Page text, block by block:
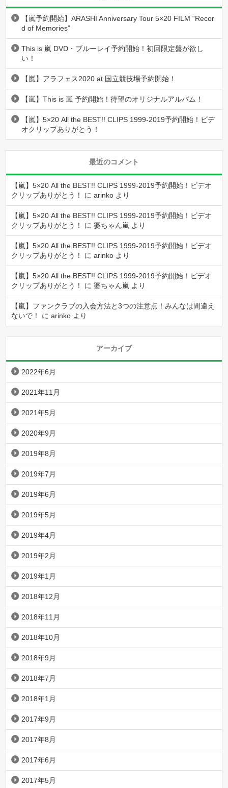
【嵐予約開始】ARASHI Anniversary Tour 5×20 FILM “Recor
d of Memories”
This is 嵐 DVD・ブルーレイ予約開始！初回限定盤が欲し
い！
【嵐】アラフェス2020 at 国立競技場予約開始！
【嵐】This is 嵐 予約開始！待望のオリジナルアルバム！
【嵐】5×20 All the BEST!! CLIPS 1999-2019予約開始！ビデ
オクリップありがとう！
最近のコメント
【嵐】5×20 All the BEST!! CLIPS 1999-2019予約開始！ビデオ
クリップありがとう！
にarinko より
【嵐】5×20 All the BEST!! CLIPS 1999-2019予約開始！ビデオ
クリップありがとう！
に婆ちゃん嵐 より
【嵐】5×20 All the BEST!! CLIPS 1999-2019予約開始！ビデオ
クリップありがとう！
にarinko より
【嵐】5×20 All the BEST!! CLIPS 1999-2019予約開始！ビデオ
クリップありがとう！
に婆ちゃん嵐 より
【嵐】ファンクラブの入会方法と3つの注意点！みんなは間違え
ないで！
にarinko より
アーカイブ
2022年6月
2021年11月
2021年5月
2020年9月
2019年8月
2019年7月
2019年6月
2019年5月
2019年4月
2019年2月
2019年1月
2018年12月
2018年11月
2018年10月
2018年9月
2018年7月
2018年1月
2017年9月
2017年8月
2017年6月
2017年5月